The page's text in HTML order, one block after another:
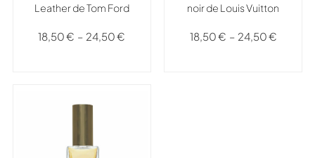
Leather de Tom Ford
18,50€ – 24,50€
noir de Louis Vuitton
18,50€ – 24,50€